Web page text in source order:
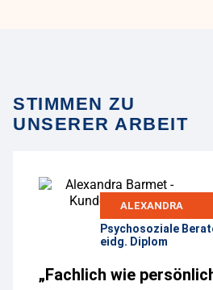
STIMMEN ZU
UNSERER ARBEIT
ALEXANDRA
Psychosoziale
eidg. Diplom
„Fachlich wie